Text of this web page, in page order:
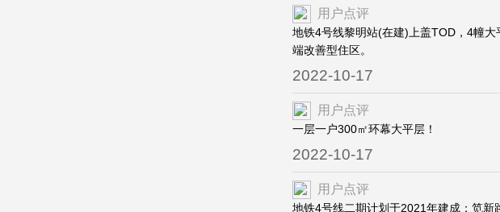
用户点评
地铁4号线黎明站(在建)上盖TOD，4幢
端改善型住区。
2022-10-17
用户点评
一层一户300㎡环幕大平层！
2022-10-17
用户点评
地铁4号线二期计划于2021年建成；笕